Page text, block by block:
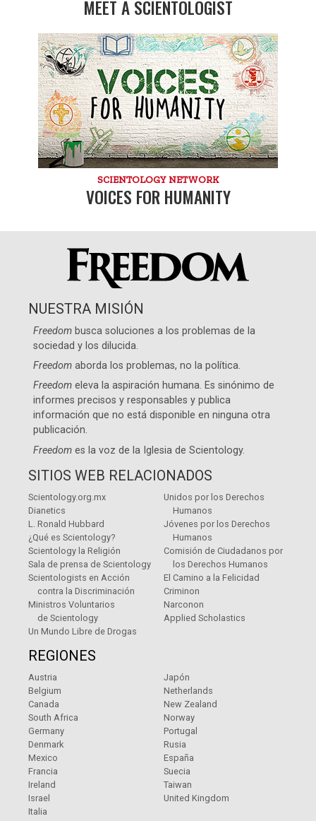
MEET A SCIENTOLOGIST
SCIENTOLOGY NETWORK
VOICES FOR HUMANITY
NUESTRA MISIÓN
Freedom busca soluciones a los problemas de la
sociedad y los dilucida.
Freedom aborda los problemas, no la política.
Freedom eleva la aspiración humana. Es sinónimo de
informes precisos y responsables y publica
información que no está disponible en ninguna otra
publicación.
Freedom es la voz de la Iglesia de Scientology.
SITIOS WEB RELACIONADOS
Scientology.org.mx
Dianetics
L. Ronald Hubbard
¿Qué es Scientology?
Scientology la Religión
Sala de prensa de Scientology
Scientologists en Acción
contra la Discriminación
Ministros Voluntarios
de Scientology
Un Mundo Libre de Drogas
Unidos por los Derechos
Humanos
Jóvenes por los Derechos
Humanos
Comisión de Ciudadanos por
los Derechos Humanos
El Camino a la Felicidad
Criminon
Narconon
Applied Scholastics
REGIONES
Austria
Belgium
Canada
South Africa
Germany
Denmark
Mexico
Francia
Ireland
Israel
Italia
Japón
Netherlands
New Zealand
Norway
Portugal
Rusia
España
Suecia
Taiwan
United Kingdom